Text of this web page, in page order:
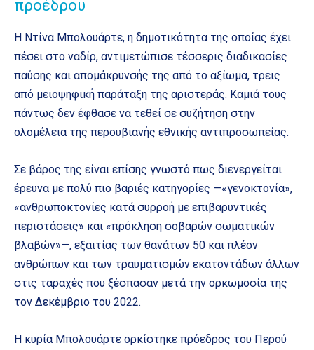
προέδρου
Η Ντίνα Μπολουάρτε, η δημοτικότητα της οποίας έχει
πέσει στο ναδίρ, αντιμετώπισε τέσσερις διαδικασίες
παύσης και απομάκρυνσής της από το αξίωμα, τρεις
από μειοψηφική παράταξη της αριστεράς. Καμιά τους
πάντως δεν έφθασε να τεθεί σε συζήτηση στην
ολομέλεια της περουβιανής εθνικής αντιπροσωπείας.
Σε βάρος της είναι επίσης γνωστό πως διενεργείται
έρευνα με πολύ πιο βαριές κατηγορίες —«γενοκτονία»,
«ανθρωποκτονίες κατά συρροή με επιβαρυντικές
περιστάσεις» και «πρόκληση σοβαρών σωματικών
βλαβών»—, εξαιτίας των θανάτων 50 και πλέον
ανθρώπων και των τραυματισμών εκατοντάδων άλλων
στις ταραχές που ξέσπασαν μετά την ορκωμοσία της
τον Δεκέμβριο του 2022.
Η κυρία Μπολουάρτε ορκίστηκε πρόεδρος του Περού